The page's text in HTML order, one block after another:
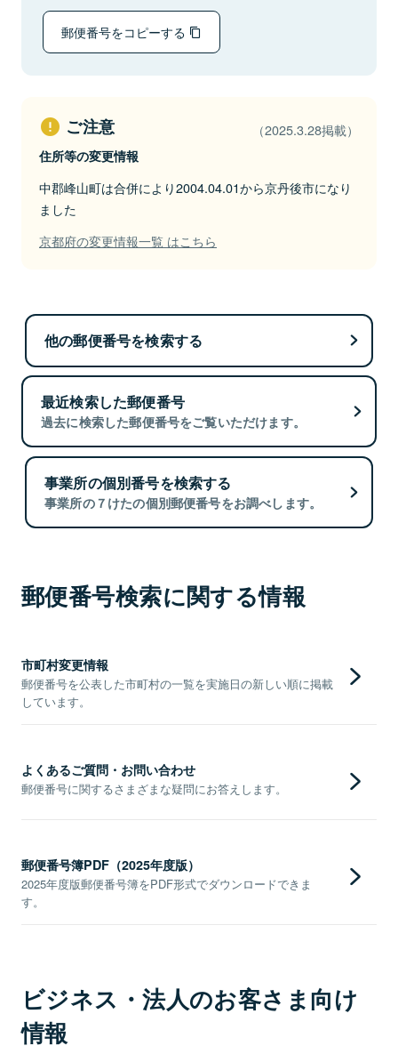
郵便番号をコピーする
ご注意 （2025.3.28掲載）
住所等の変更情報
中郡峰山町は合併により2004.04.01から京丹後市になり
ました
京都府の変更情報一覧 はこちら
他の郵便番号を検索する
最近検索した郵便番号
過去に検索した郵便番号をご覧いただけます。
事業所の個別番号を検索する
事業所の７けたの個別郵便番号をお調べします。
郵便番号検索に関する情報
市町村変更情報
郵便番号を公表した市町村の一覧を実施日の新しい順に掲載
しています。
よくあるご質問・お問い合わせ
郵便番号に関するさまざまな疑問にお答えします。
郵便番号簿PDF（2025年度版）
2025年度版郵便番号簿をPDF形式でダウンロードできま
す。
ビジネス・法人のお客さま向け
情報